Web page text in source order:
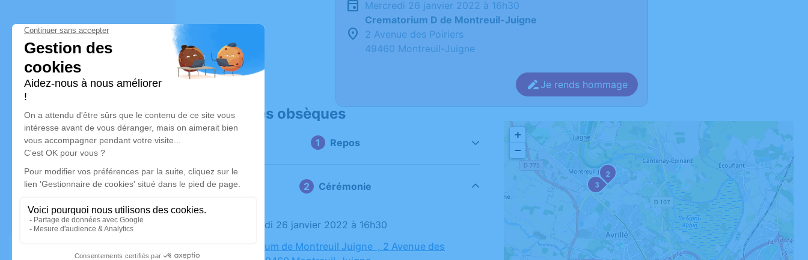
mercredi 26 janvier 2022 à 16h30
Crematorium D de Montreuil-Juigne
2 Avenue des Poiriers
49460 Montreuil-Juigne
Je rends hommage
Déroulé des obsèques
Repos
Cérémonie
Le mercredi 26 janvier 2022 à 16h30
Crematorium de Montreuil Juigne , 2 Avenue des
2
3
+
−